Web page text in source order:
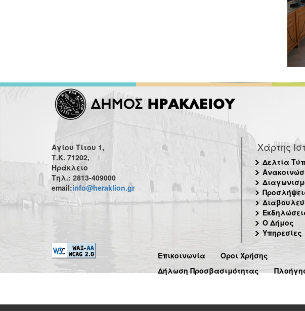
Αγίου Τίτου 1,
Τ.Κ. 71202,
Ηράκλειο
Τηλ.: 2813-409000
email:info@heraklion.gr
Χάρτης
Δελτία
Ο Δήμος
Υπηρεσίες
Επικοινωνία
Όροι Χρήσης
Δήλωση Προσβασιμότητας